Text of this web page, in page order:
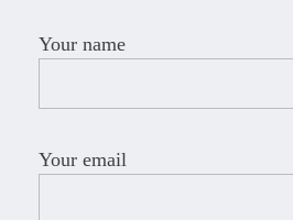
free spins no deposit uk 2026
Your name
Your email